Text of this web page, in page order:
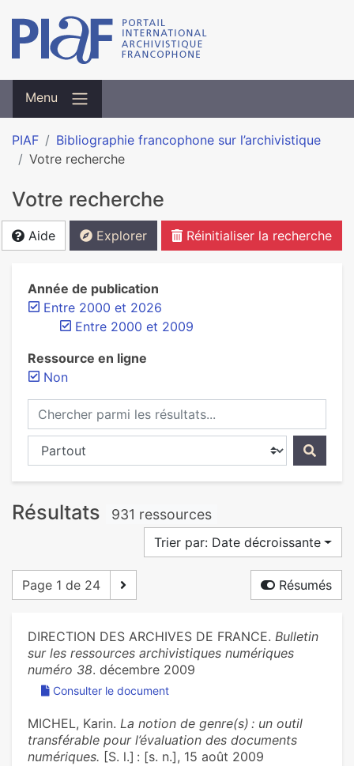
Menu
PIAF
Bibliographie francophone sur l’archivistique
Votre recherche
Votre recherche
Aide Explorer Réinitialiser la recherche
Année de publication
Entre 2000 et 2026
Entre 2000 et 2009
Ressource en ligne
Non
Chercher parmi les résultats...
Chercher dans...
Résultats 931 ressources
Trier par: Date décroissante
Page 1 de 24 Résumés
DIRECTION DES ARCHIVES DE FRANCE. Bulletin
sur les ressources archivistiques numériques
numéro 38. décembre 2009
Consulter le document
MICHEL, Karin. La notion de genre(s) : un outil
transférable pour l’évaluation des documents
numériques. [S. l.] : [s. n.], 15 août 2009